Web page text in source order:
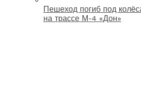
Пешеход погиб под
на трассе М-4 «Дон»